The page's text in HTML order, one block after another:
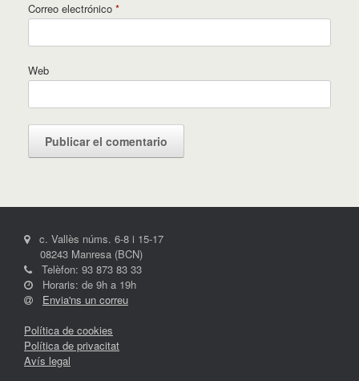
Correo electrónico *
Web
c. Vallès núms. 6-8 i 15-17
08243 Manresa (BCN)
Telèfon: 93 873 83 33
Horaris: de 9h a 19h
Envia'ns un correu
Política de cookies
Política de privacitat
Avís legal